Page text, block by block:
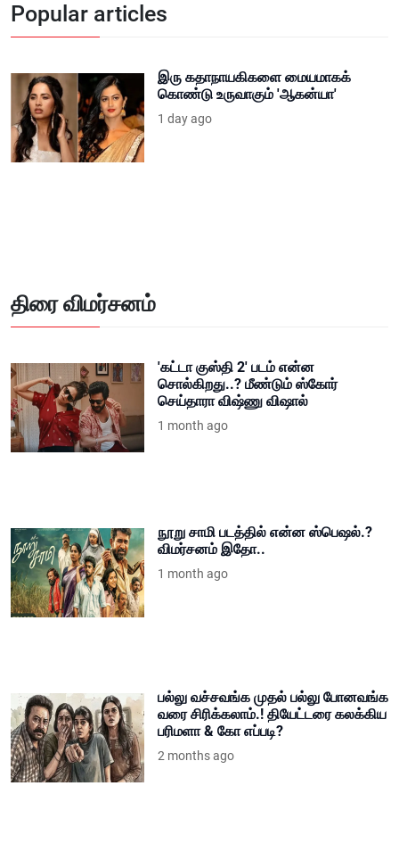
Popular articles
இரு கதாநாயகிகளை மையமாகக்
கொண்டு உருவாகும் 'ஆகன்யா'
1 day ago
திரை விமர்சனம்
'கட்டா குஸ்தி 2' படம் என்ன
சொல்கிறது..? மீண்டும் ஸ்கோர்
செய்தாரா விஷ்ணு விஷால்
1 month ago
நூறு சாமி படத்தில் என்ன ஸ்பெஷல்.?
விமர்சனம் இதோ..
1 month ago
பல்லு வச்சவங்க முதல் பல்லு போனவங்க
வரை சிரிக்கலாம்.! தியேட்டரை கலக்கிய
பரிமளா & கோ எப்படி?
2 months ago